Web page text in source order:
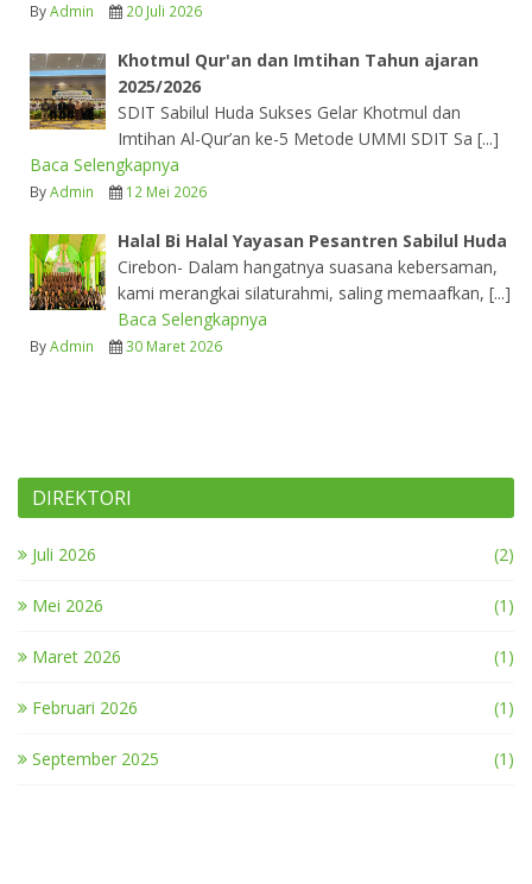
ByAdmin 20 Juli 2026
Khotmul Qur'an dan Imtihan Tahun ajaran
2025/2026
SDIT Sabilul Huda Sukses Gelar Khotmul dan
Imtihan Al-Qur’an ke-5 Metode UMMI SDIT Sa [...]
Baca Selengkapnya
ByAdmin 12 Mei 2026
Halal Bi Halal Yayasan Pesantren Sabilul Huda
Cirebon- Dalam hangatnya suasana kebersaman,
kami merangkai silaturahmi, saling memaafkan, [...]
Baca Selengkapnya
ByAdmin 30 Maret 2026
DIREKTORI
Juli 2026 (2)
Mei 2026 (1)
Maret 2026 (1)
Februari 2026 (1)
September 2025 (1)